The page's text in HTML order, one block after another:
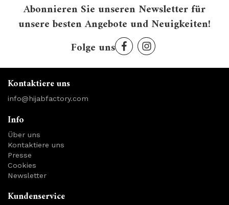
Abonnieren Sie unseren Newsletter für
unsere besten Angebote und Neuigkeiten!
Folge uns
Kontaktiere uns
info@hijabfactory.com
Info
Über uns
Kontaktiere uns
Presse
Cookies
Newsletter
Kundenservice